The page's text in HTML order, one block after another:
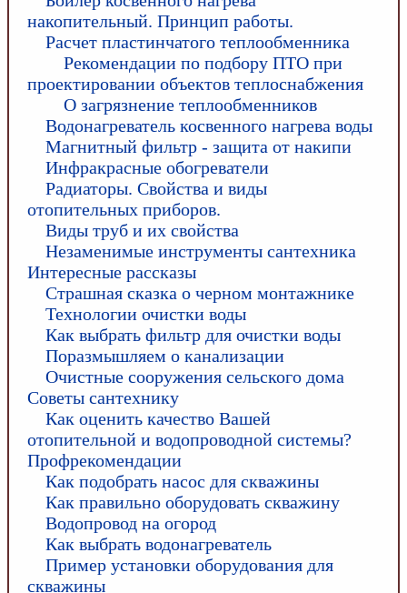
накопительный. Принцип работы.
Расчет пластинчатого теплообменника
Рекомендации по подбору ПТО при
проектировании объектов теплоснабжения
О загрязнение теплообменников
Водонагреватель косвенного нагрева воды
Магнитный фильтр - защита от накипи
Инфракрасные обогреватели
Радиаторы. Свойства и виды
отопительных приборов.
Виды труб и их свойства
Незаменимые инструменты сантехника
Интересные рассказы
Страшная сказка о черном монтажнике
Технологии очистки воды
Как выбрать фильтр для очистки воды
Поразмышляем о канализации
Очистные сооружения сельского дома
Советы сантехнику
Как оценить качество Вашей
отопительной и водопроводной системы?
Профрекомендации
Как подобрать насос для скважины
Как правильно оборудовать скважину
Водопровод на огород
Как выбрать водонагреватель
Пример установки оборудования для
скважины